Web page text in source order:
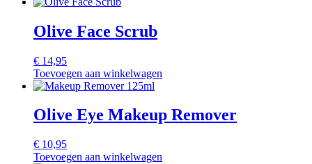
Olive Face Scrub
€ 14,95
Toevoegen aan winkelwagen
Olive Eye Makeup Remover
€ 10,95
Toevoegen aan winkelwagen